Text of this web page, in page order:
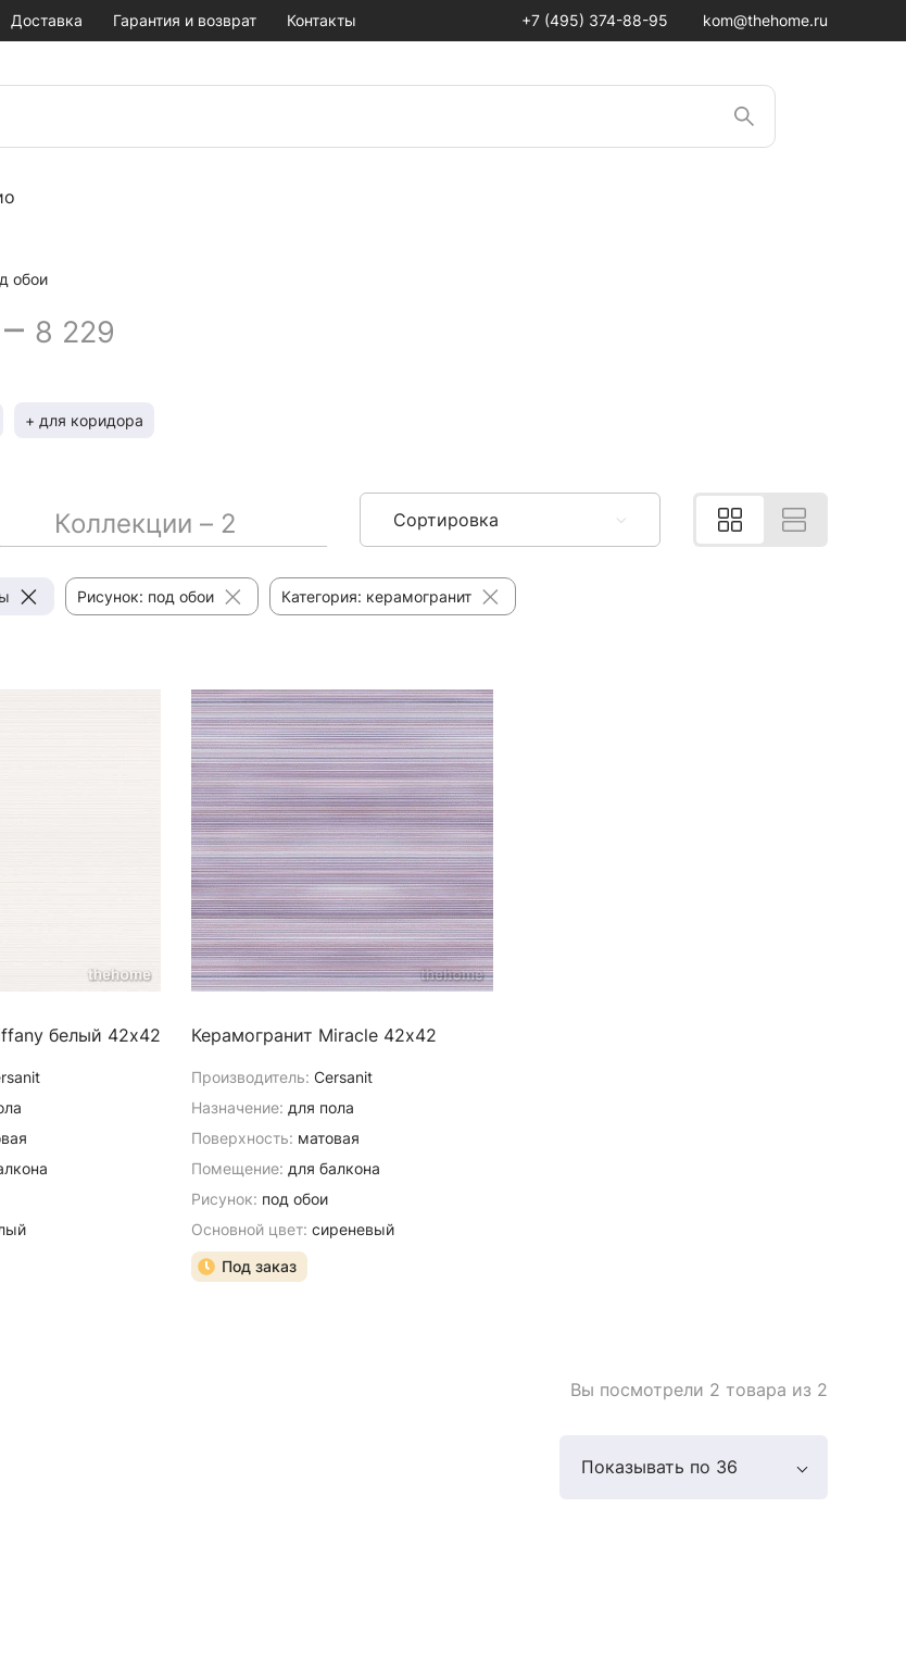
Доставка Гарантия и возврат Контакты +7 (495) 374-88-95 kom@thehome.ru
обои
– 8 229
+ для коридора
Коллекции – 2 Сортировка
Рисунок: под обои Категория: керамогранит
белый 42х42 Керамогранит Miracle 42х42
Производитель: Cersanit
Назначение: для пола
Поверхность: матовая
Помещение: для балкона
Рисунок: под обои
Основной цвет: сиреневый
Под заказ
Вы посмотрели 2 товара из 2
Показывать по 36